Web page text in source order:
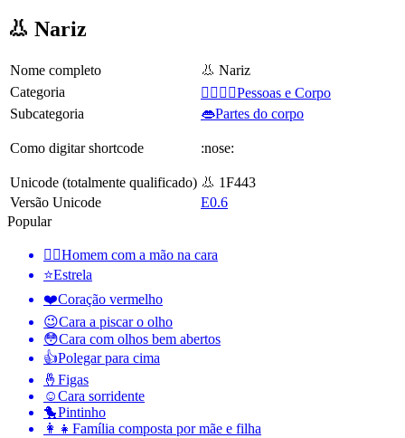
👃 Nariz
Nome completo
👃 Nariz
Categoria
👩‍❤️‍💋‍👨Pessoas e Corpo
Subcategoria
👄Partes do corpo
Como digitar shortcode :nose:
Unicode (totalmente qualificado) 👃 1F443
Versão Unicode
E0.6
Popular
🤦‍♂️Homem com a mão na cara
⭐Estrela
❤️Coração vermelho
😉Cara a piscar o olho
😳Cara com olhos bem abertos
👍Polegar para cima
🤞 Figas
☺️Cara sorridente
🐤Pintinho
👩‍👧 Família composta por mãe e filha